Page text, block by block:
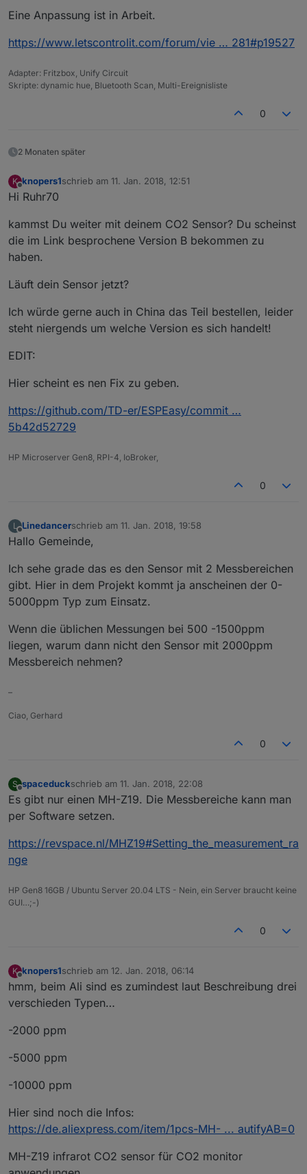
Eine Anpassung ist in Arbeit.
https://www.letscontrolit.com/forum/vie … 281#p19527
Adapter: Fritzbox, Unify Circuit
Skripte: dynamic hue, Bluetooth Scan, Multi-Ereignisliste
0
2 Monaten später
K
Offline
knopers1schrieb am 11. Jan. 2018, 12:51
zuletzt editiert von
Hi Ruhr70
kammst Du weiter mit deinem CO2 Sensor? Du scheinst
die im Link besprochene Version B bekommen zu
haben.
Läuft dein Sensor jetzt?
Ich würde gerne auch in China das Teil bestellen, leider
steht niergends um welche Version es sich handelt!
EDIT:
Hier scheint es nen Fix zu geben.
https://github.com/TD-er/ESPEasy/commit …
5b42d52729
HP Microserver Gen8, RPI-4, IoBroker,
0
L
Offline
Linedancerschrieb am 11. Jan. 2018, 19:58
zuletzt editiert von
Hallo Gemeinde,
Ich sehe grade das es den Sensor mit 2 Messbereichen
gibt. Hier in dem Projekt kommt ja anscheinen der 0-
5000ppm Typ zum Einsatz.
Wenn die üblichen Messungen bei 500 -1500ppm
liegen, warum dann nicht den Sensor mit 2000ppm
Messbereich nehmen?
–
Ciao, Gerhard
0
S
Offline
spaceduckschrieb am 11. Jan. 2018, 22:08
zuletzt editiert von
Es gibt nur einen MH-Z19. Die Messbereiche kann man
per Software setzen.
https://revspace.nl/MHZ19#Setting_the_measurement_ra
nge
HP Gen8 16GB / Ubuntu Server 20.04 LTS - Nein, ein Server braucht keine
GUI…;-)
0
K
Offline
knopers1schrieb am 12. Jan. 2018, 06:14
zuletzt editiert von
hmm, beim Ali sind es zumindest laut Beschreibung drei
verschieden Typen…
-2000 ppm
-5000 ppm
-10000 ppm
Hier sind noch die Infos:
https://de.aliexpress.com/item/1pcs-MH- ... autifyAB=0
MH-Z19 infrarot CO2 sensor für CO2 monitor